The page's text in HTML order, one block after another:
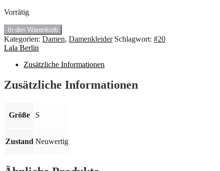
Vorrätig
#20.01
Schwarze
Leder
Berlin.
🍇
In den Warenkorb
Kategorien: Damen, Damenkleider Schlagwort: #20
Lala Berlin
Zusätzliche Informationen
Zusätzliche Informationen
Größe S
Zustand Neuwertig